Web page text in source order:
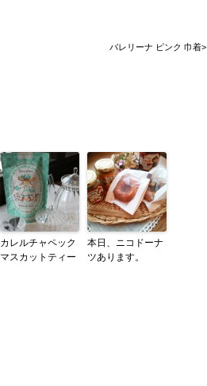
バレリーナ ピンク 巾着>
カレルチャペック
マスカットティー
本日、ニコドーナ
ツあります。